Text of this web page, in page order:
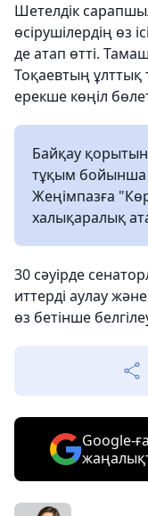
Шетелдік
өсірушілердің өз
де атап өтті.
Тоқаевтың
ерекше көңіл
Байқау
тұқым бойынша
Жеңімпазға
халықаралық
30 сәуірде
иттерді аулау
өз бетінше
Google-